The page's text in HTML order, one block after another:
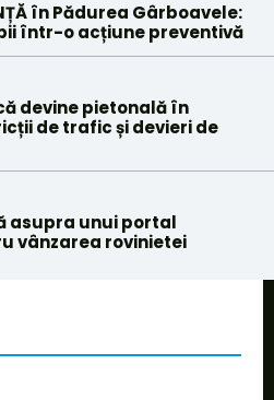
în Pădurea Gârboavele:
într-o acțiune preventivă
devine pietonală în
de trafic și devieri de
asupra unui portal
vânzarea rovinietei